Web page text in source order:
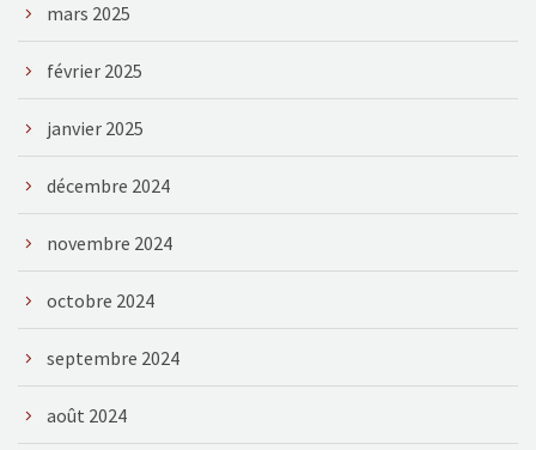
mars 2025
février 2025
janvier 2025
décembre 2024
novembre 2024
octobre 2024
septembre 2024
août 2024